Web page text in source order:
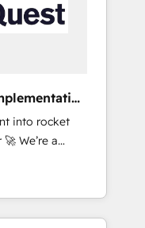
operations
into rocket
a
ready
make sure you